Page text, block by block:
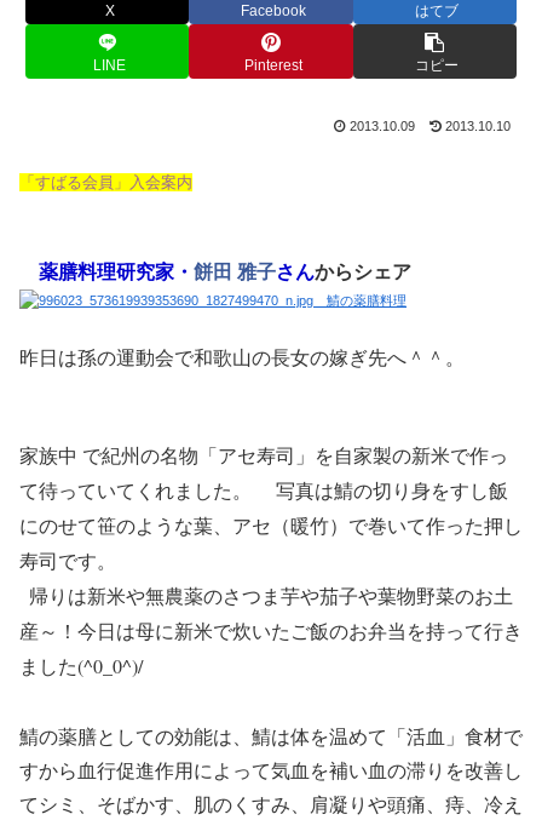
X Facebook はてブ
LINE Pinterest コピー
2013.10.09 2013.10.10
「すばる会員」入会案内
薬膳料理研究家・ 餅田 雅子さんからシェア
昨日は孫の運動会で和歌山の長女の嫁ぎ先へ＾＾。
家族中 で紀州の名物「アセ寿司」を自家製の新米で作っ
て待っていてくれました。
写真は鯖の切り身をすし飯
にのせて笹のような葉、アセ（暖竹）で巻いて作った押し
寿司です。
帰りは新米や無農薬のさつま芋や茄子や葉物野菜のお土
産～！今日は母に新米で炊いたご飯のお弁当を持って行き
ました(^0_0^)/
鯖の薬膳としての効能は、鯖は体を温めて「活血」食材で
すから血行促進作用によって気血を補い血の滞りを改善し
てシミ、そばかす、肌のくすみ、肩凝りや頭痛、痔、冷え